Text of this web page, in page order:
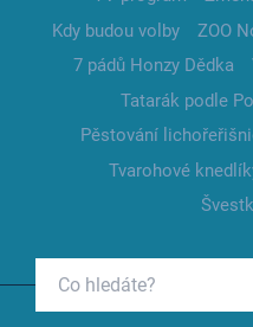
Kdy budou volby
ZOO
7 pádů Honzy Dědka
Tatarák podle
Pěstování
Tvarohové